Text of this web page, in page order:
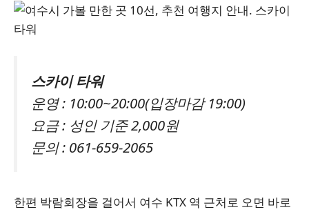
스카이 타워
운영 : 10:00~20:00(입장마감 19:00)
요금 : 성인 기준 2,000원
문의 : 061-659-2065
한편 박람회장을 걸어서 여수 KTX 역 근처로 오면 바로